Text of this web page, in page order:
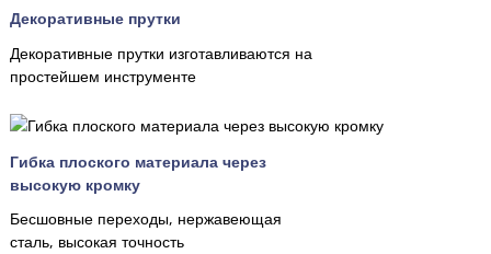
Декоративные прутки
Декоративные прутки изготавливаются на
простейшем инструменте
Гибка плоского материала через
высокую кромку
Бесшовные переходы, нержавеющая
сталь, высокая точность